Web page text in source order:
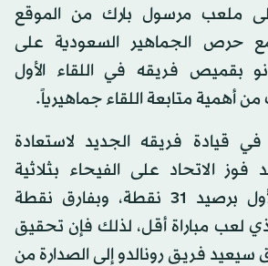
ملعب مرسول بارك من الموقع
مع حرص الجماهير السعودية على
بقميص فريقه في اللقاء الأول
أهمية متابعة اللقاء جماهيرياً.
قيادة فريقه الجديد لاستعادة
فوز الاتحاد على الفيحاء بثلاثية
وتقدمه للمركز الأول برصيد 31 نقطة، وبفارق نقطة
لعب مباراة أقل، لذلك فإن تحقيق
سيعيد فريق رونالدو إلى الصدارة من